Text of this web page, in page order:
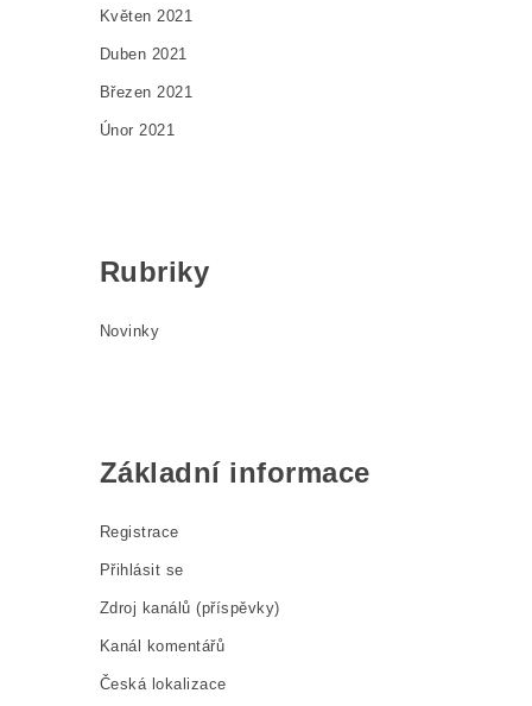
Květen 2021
Duben 2021
Březen 2021
Únor 2021
Rubriky
Novinky
Základní informace
Registrace
Přihlásit se
Zdroj kanálů (příspěvky)
Kanál komentářů
Česká lokalizace